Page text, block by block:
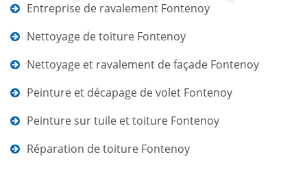
Entreprise de ravalement Fontenoy
Nettoyage de toiture Fontenoy
Nettoyage et ravalement de façade Fontenoy
Peinture et décapage de volet Fontenoy
Peinture sur tuile et toiture Fontenoy
Réparation de toiture Fontenoy